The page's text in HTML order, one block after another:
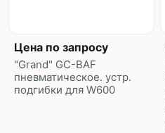
Цена по запросу
"Grand" GC-BAF
пневматическое. устр.
подгибки для W600